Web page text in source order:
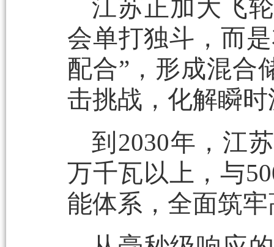
江苏正加大飞
会单打独斗，而
配合”，形成混合
击挑战，化解瞬
到2030年，江
万千瓦以上，与
能体系，全面筑